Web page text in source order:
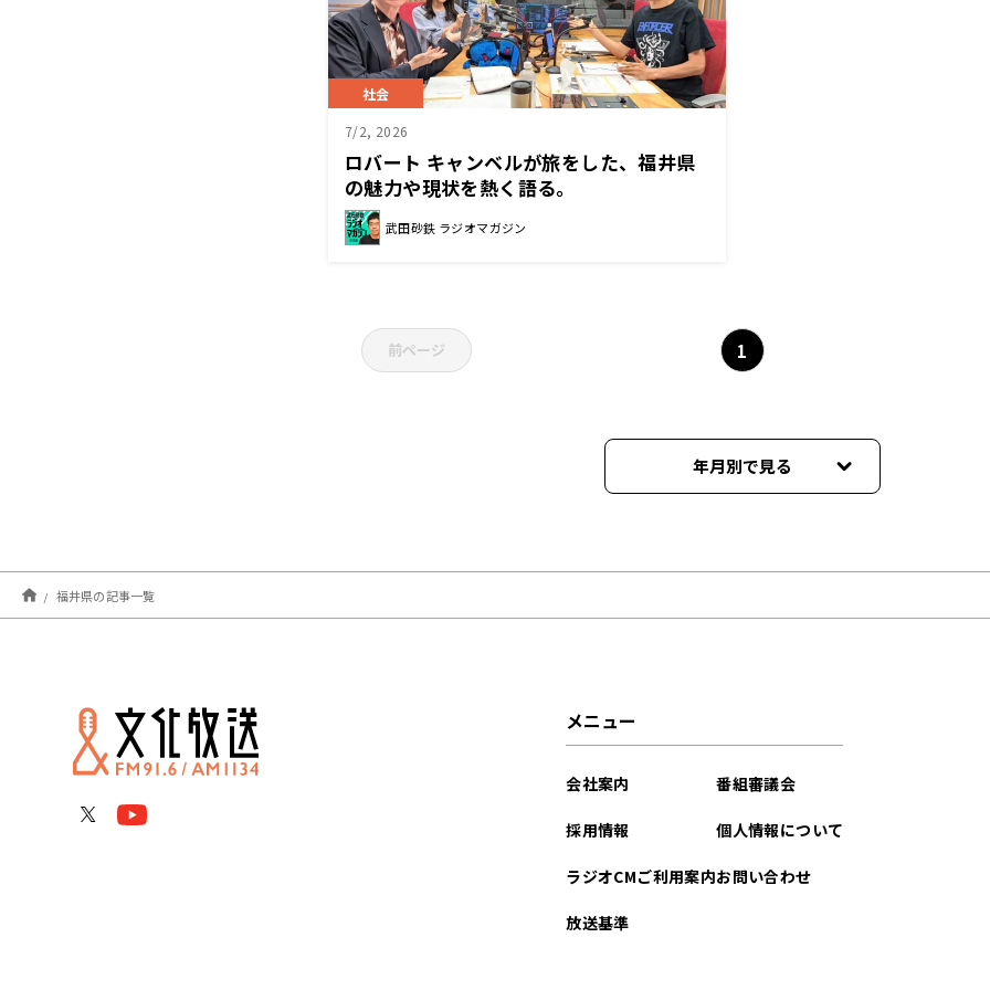
社会
7/2, 2026
ロバート キャンベルが旅をした、福井県
の魅力や現状を熱く語る。
武田砂鉄 ラジオマガジン
前ページ 1
年月別で見る
福井県の記事一覧
メニュー
会社案内
採用情報
ラジオCMご利用案内
放送基準
番組審議会
個人情報について
お問い合わせ